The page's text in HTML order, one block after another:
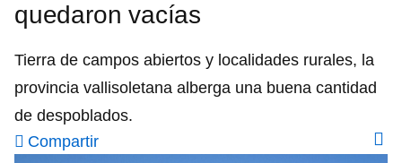
quedaron vacías
Tierra de campos abiertos y localidades rurales, la
provincia vallisoletana alberga una buena cantidad
de despoblados.
Compartir